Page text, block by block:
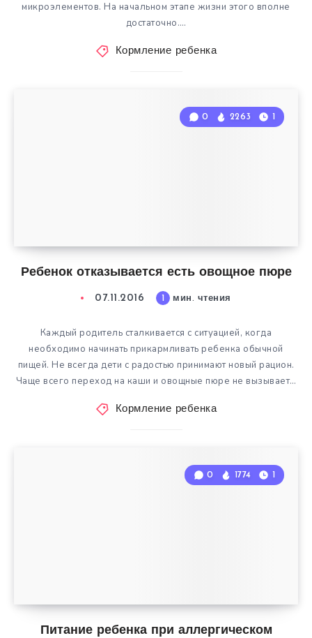
микроэлементов. На начальном этапе жизни этого вполне
достаточно….
Кормление ребенка
Ребенок отказывается есть овощное пюре
0 2263 1
07.11.2016 1 мин. чтения
Каждый родитель сталкивается с ситуацией, когда
необходимо начинать прикармливать ребенка обычной
пищей. Не всегда дети с радостью принимают новый рацион.
Чаще всего переход на каши и овощные пюре не вызывает…
Кормление ребенка
Питание ребенка при аллергическом
0 1774 1